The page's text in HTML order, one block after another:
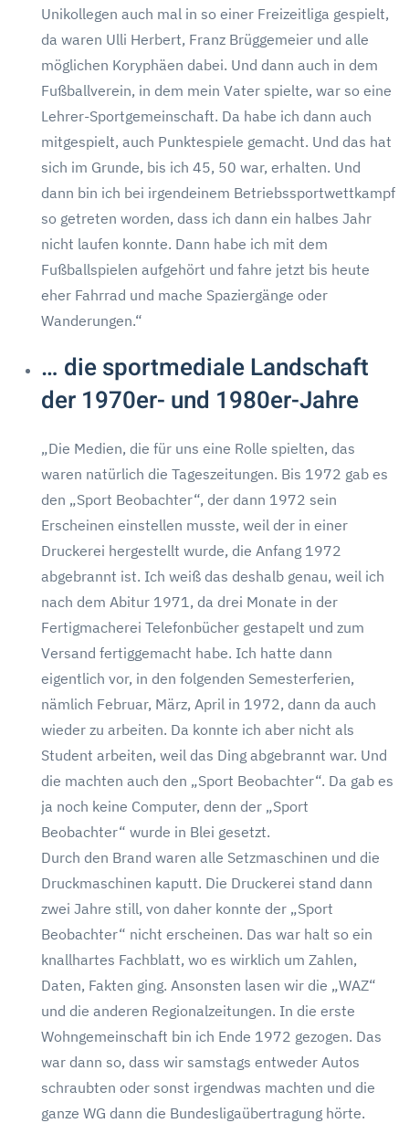
Unikollegen auch mal in so einer Freizeitliga gespielt,
da waren Ulli Herbert, Franz Brüggemeier und alle
möglichen Koryphäen dabei. Und dann auch in dem
Fußballverein, in dem mein Vater spielte, war so eine
Lehrer-Sportgemeinschaft. Da habe ich dann auch
mitgespielt, auch Punktespiele gemacht. Und das hat
sich im Grunde, bis ich 45, 50 war, erhalten. Und
dann bin ich bei irgendeinem Betriebssportwettkampf
so getreten worden, dass ich dann ein halbes Jahr
nicht laufen konnte. Dann habe ich mit dem
Fußballspielen aufgehört und fahre jetzt bis heute
eher Fahrrad und mache Spaziergänge oder
Wanderungen.“
… die sportmediale Landschaft
der 1970er- und 1980er-Jahre
„Die Medien, die für uns eine Rolle spielten, das
waren natürlich die Tageszeitungen. Bis 1972 gab es
den „Sport Beobachter“, der dann 1972 sein
Erscheinen einstellen musste, weil der in einer
Druckerei hergestellt wurde, die Anfang 1972
abgebrannt ist. Ich weiß das deshalb genau, weil ich
nach dem Abitur 1971, da drei Monate in der
Fertigmacherei Telefonbücher gestapelt und zum
Versand fertiggemacht habe. Ich hatte dann
eigentlich vor, in den folgenden Semesterferien,
nämlich Februar, März, April in 1972, dann da auch
wieder zu arbeiten. Da konnte ich aber nicht als
Student arbeiten, weil das Ding abgebrannt war. Und
die machten auch den „Sport Beobachter“. Da gab es
ja noch keine Computer, denn der „Sport
Beobachter“ wurde in Blei gesetzt.
Durch den Brand waren alle Setzmaschinen und die
Druckmaschinen kaputt. Die Druckerei stand dann
zwei Jahre still, von daher konnte der „Sport
Beobachter“ nicht erscheinen. Das war halt so ein
knallhartes Fachblatt, wo es wirklich um Zahlen,
Daten, Fakten ging. Ansonsten lasen wir die „WAZ“
und die anderen Regionalzeitungen. In die erste
Wohngemeinschaft bin ich Ende 1972 gezogen. Das
war dann so, dass wir samstags entweder Autos
schraubten oder sonst irgendwas machten und die
ganze WG dann die Bundesligaübertragung hörte.